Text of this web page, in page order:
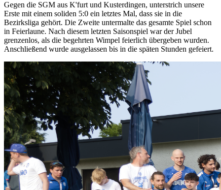
Gegen die SGM aus K'furt und Kusterdingen, unterstrich unsere
Erste mit einem soliden 5:0 ein letztes Mal, dass sie in die
Bezirksliga gehört. Die Zweite untermalte das gesamte Spiel schon
in Feierlaune. Nach diesem letzten Saisonspiel war der Jubel
grenzenlos, als die begehrten Wimpel feierlich übergeben wurden.
Anschließend wurde ausgelassen bis in die späten Stunden gefeiert.